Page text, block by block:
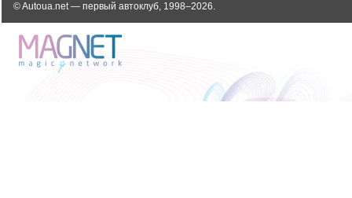
© Autoua.net — первый автоклуб, 1998–2026.